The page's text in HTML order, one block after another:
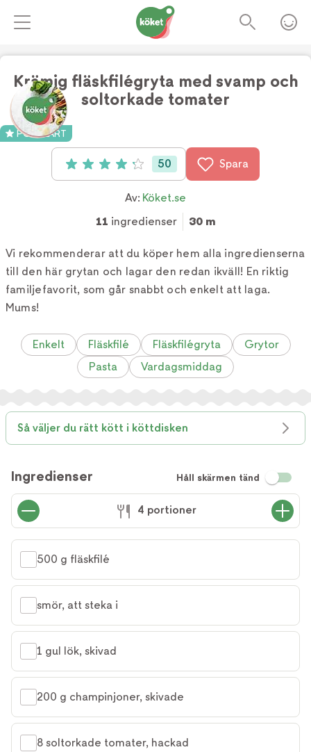
Krämig fläskfilégryta med svamp och
soltorkade tomater
POPULÄRT
Betyg: 4.2 av 5 (50 röster)
50 Spara
Av: Köket.se
11 ingredienser 30 m
Vi rekommenderar att du köper hem alla ingredienserna
till den här grytan och lagar den redan ikväll! En riktig
familjefavorit, som går snabbt och enkelt att laga.
Mums!
Enkelt Fläskfilé Fläskfilégryta
Grytor
Pasta
Vardagsmiddag
Så väljer du rätt kött i köttdisken
Ingredienser Håll skärmen tänd
4 portioner
500 g fläskfilé
smör, att steka i
1 gul lök, skivad
200 g champinjoner, skivade
8 soltorkade tomater, hackad